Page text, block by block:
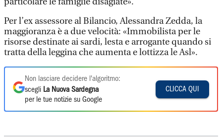
Per l’ex assessore al Bilancio, Alessandra Zedda, la
maggioranza è a due velocità: «Immobilista per le
risorse destinate ai sardi, lesta e arrogante quando si
tratta della leggina che aumenta e lottizza le Asl».
Non lasciare decidere l'algoritmo:
scegli La Nuova Sardegna
per le tue notizie su Google
CLICCA QUI